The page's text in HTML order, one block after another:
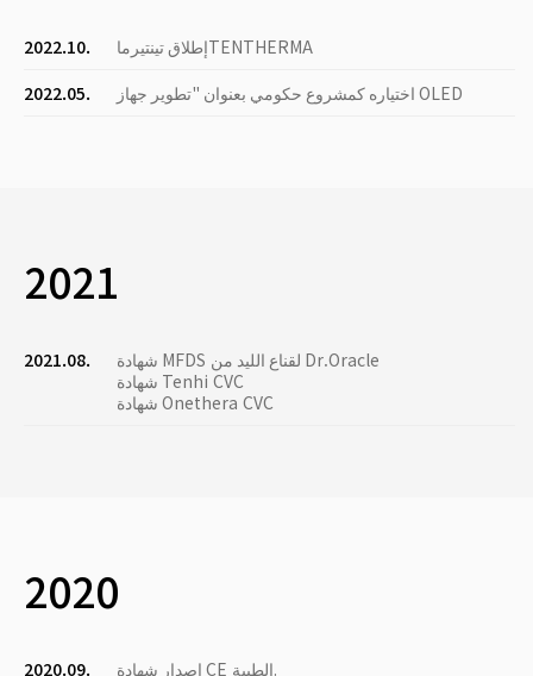
2022.10.
إطلاق تينتيرماTENTHERMA
2022.05.
اختياره كمشروع حكومي بعنوان "تطوير جهاز OLED
2021
2021.08.
شهادة MFDS لقناع الليد من Dr.Oracle
شهادة Tenhi CVC
شهادة Onethera CVC
2020
2020.09.
إصدار شهادة CE الطبية.